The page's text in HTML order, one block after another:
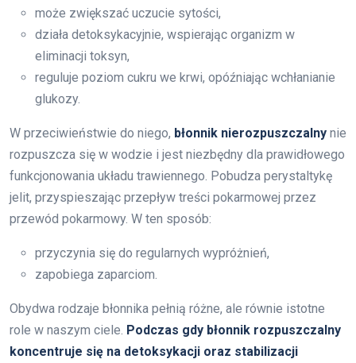
może zwiększać uczucie sytości,
działa detoksykacyjnie, wspierając organizm w
eliminacji toksyn,
reguluje poziom cukru we krwi, opóźniając wchłanianie
glukozy.
W przeciwieństwie do niego, błonnik nierozpuszczalny nie
rozpuszcza się w wodzie i jest niezbędny dla prawidłowego
funkcjonowania układu trawiennego. Pobudza perystaltykę
jelit, przyspieszając przepływ treści pokarmowej przez
przewód pokarmowy. W ten sposób:
przyczynia się do regularnych wypróżnień,
zapobiega zaparciom.
Obydwa rodzaje błonnika pełnią różne, ale równie istotne
role w naszym ciele. Podczas gdy błonnik rozpuszczalny
koncentruje się na detoksykacji oraz stabilizacji